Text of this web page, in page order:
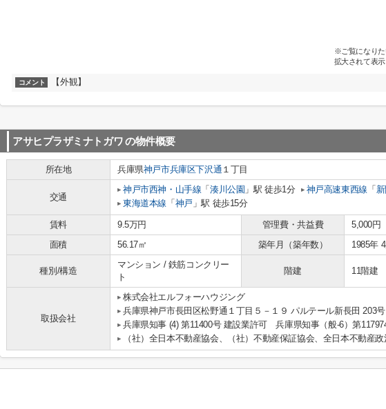
※ご覧になりた
拡大されて表示
コメント 【外観】
アサヒプラザミナトガワの物件概要
所在地 兵庫県神戸市兵庫区下沢通 １丁目
交通
神戸市西神・山手線 「湊川公園 」駅 徒歩1分 神戸高速東西線 「
東海道本線 「 神戸 」駅 徒歩15分
賃料 9.5万円 管理費・共益費
5,000円
面積
56.17㎡ 築年月（築年数） 1985年
種別/構造
マンション / 鉄筋コンクリー
ト
階建 11階建
取扱会社
株式会社エルフォーハウジング
兵庫県神戸市長田区松野通１丁目５－１９ パルテール新長田 203号
兵庫県知事 (4) 第11400号 建設業許可 兵庫県知事（般-6）第
（社）全日本不動産協会、（社）不動産保証協会、全日本不動産政